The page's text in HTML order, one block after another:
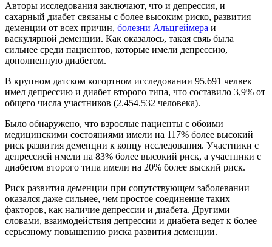
Авторы исследования заключают, что и депрессия, и
сахарный диабет связаны с более высоким риско, развития
деменции от всех причин, болезни Альцгеймера и
васкулярной деменции. Как оказалось, такая свяь была
сильнее среди пациентов, которые имели депрессию,
дополненную диабетом.
В крупном датском когортном исследовании 95.691 челвек
имел депрессию и диабет второго типа, что составило 3,9% от
общего числа участников (2.454.532 человека).
Было обнаружено, что взрослые пациенты с обоими
медицинскими состояниями имели на 117% более высокий
риск развития деменции к концу исследования. Участники с
депрессией имели на 83% более высокий риск, а участники с
диабетом второго типа имели на 20% более выский риск.
Риск развития деменции при сопутствующем заболевании
оказался даже сильнее, чем простое соединение таких
факторов, как наличие депрессии и диабета. Другими
словами, взаимодействия депрессии и диабета ведет к более
серьезному повышению риска развития деменции.